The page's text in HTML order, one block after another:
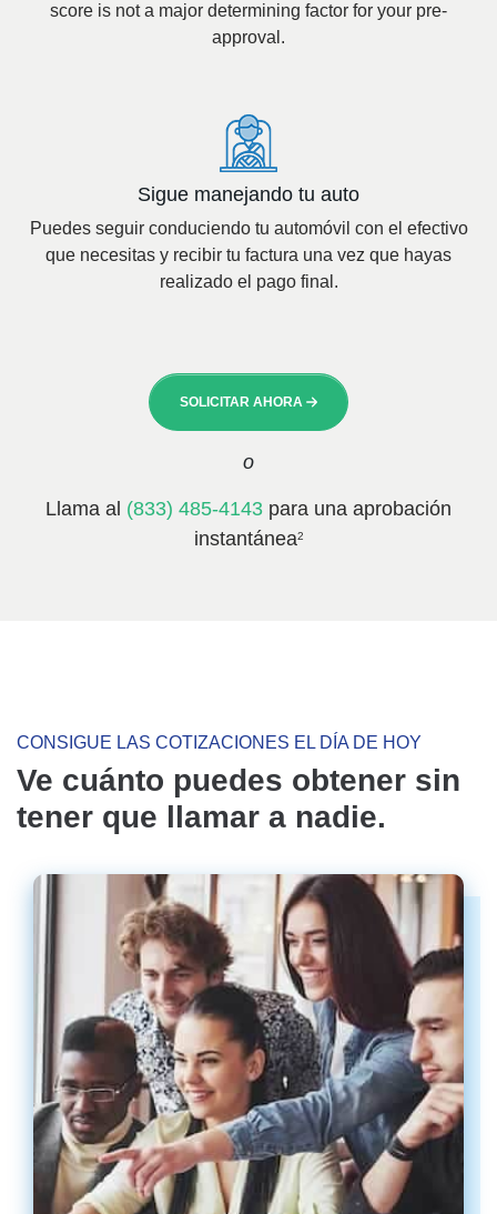
score is not a major determining factor for your pre-
approval.
Sigue manejando tu auto
Puedes seguir conduciendo tu automóvil con el efectivo
que necesitas y recibir tu factura una vez que hayas
realizado el pago final.
SOLICITAR AHORA
o
Llama al (833) 485-4143 para una aprobación
instantánea2
CONSIGUE LAS COTIZACIONES EL DÍA DE HOY
Ve cuánto puedes obtener sin
tener que llamar a nadie.